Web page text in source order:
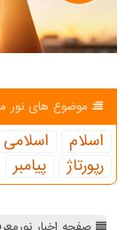
موضوع های نور
اسلام اسلامی
رپورتاژ
پیامبر